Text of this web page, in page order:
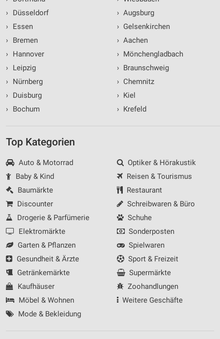
›
Düsseldorf
›
Essen
›
Bremen
›
Hannover
›
Leipzig
›
Nürnberg
›
Duisburg
›
Bochum
› Augsburg
› Gelsenkirchen
› Aachen
› Mönchengladbach
› Braunschweig
› Chemnitz
› Kiel
› Krefeld
Top Kategorien
Auto & Motorrad
Baby & Kind
Baumärkte
Discounter
Drogerie & Parfümerie
Elektromärkte
Garten & Pflanzen
Gesundheit & Ärzte
Getränkemärkte
Kaufhäuser
Möbel & Wohnen
Mode & Bekleidung
Optiker & Hörakustik
Reisen & Tourismus
Restaurant
Schreibwaren & Büro
Schuhe
Sonderposten
Spielwaren
Sport & Freizeit
Supermärkte
Zoohandlungen
Weitere Geschäfte